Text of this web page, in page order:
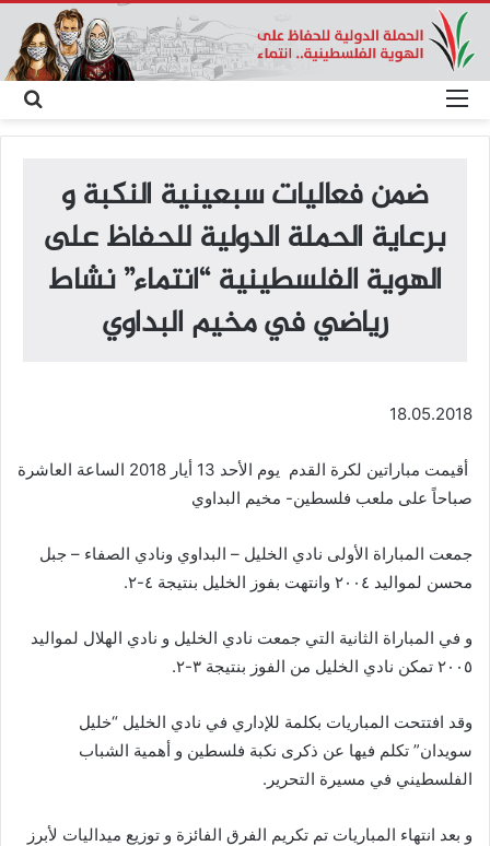
عن
القائمة
ضمن فعاليات سبعينية النكبة و
برعاية الحملة الدولية للحفاظ على
الهوية الفلسطينية “انتماء” نشاط
رياضي في مخيم البداوي
18.05.2018
أقيمت مباراتين لكرة القدم يوم الأحد 13 أيار 2018 الساعة العاشرة
صباحاً على ملعب فلسطين- مخيم البداوي
جمعت المباراة الأولى نادي الخليل – البداوي ونادي الصفاء – جبل
محسن لمواليد ٢٠٠٤ وانتهت بفوز الخليل بنتيجة ٤-٢.
و في المباراة الثانية التي جمعت نادي الخليل و نادي الهلال لمواليد
٢٠٠٥ تمكن نادي الخليل من الفوز بنتيجة ٣-٢.
وقد افتتحت المباريات بكلمة للإداري في نادي الخليل “خليل
سويدان” تكلم فيها عن ذكرى نكبة فلسطين و أهمية الشباب
الفلسطيني في مسيرة التحرير.
و بعد انتهاء المباريات تم تكريم الفرق الفائزة و توزيع ميداليات لأبرز